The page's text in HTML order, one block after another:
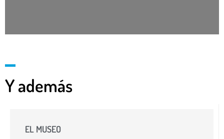
Y además
EL MUSEO